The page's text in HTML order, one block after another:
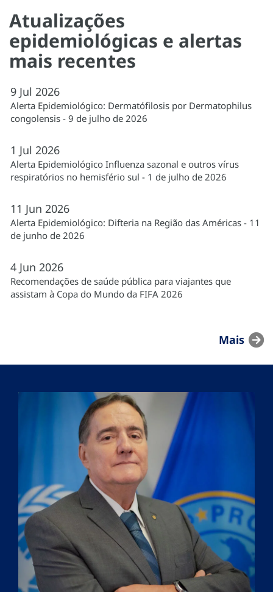
Atualizações
epidemiológicas e alertas
mais recentes
9 Jul 2026
Alerta Epidemiológico: Dermatófilosis por Dermatophilus
congolensis - 9 de julho de 2026
1 Jul 2026
Alerta Epidemiológico Influenza sazonal e outros vírus
respiratórios no hemisfério sul - 1 de julho de 2026
11 Jun 2026
Alerta Epidemiológico: Difteria na Região das Américas - 11
de junho de 2026
4 Jun 2026
Recomendações de saúde pública para viajantes que
assistam à Copa do Mundo da FIFA 2026
Mais